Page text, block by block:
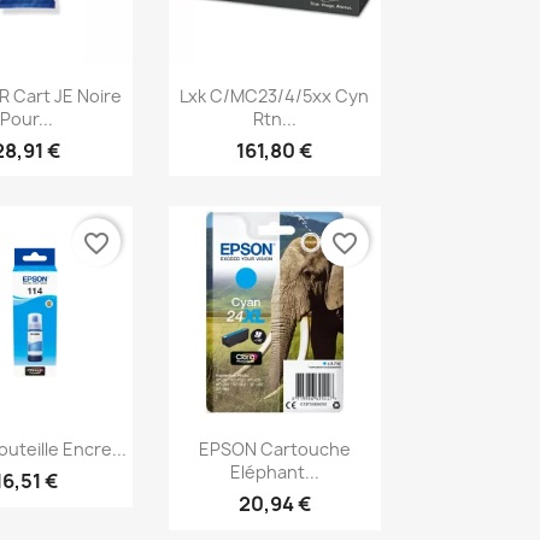
rapide
Cart JE Noire
Pour...
€
Aperçu rapide
Lxk C/MC23/4/5xx Cyn
Rtn...
161,80 €
rapide
Encre...
€
favorite_border
Aperçu rapide
EPSON Cartouche
Eléphant...
20,94 €
favorite_border